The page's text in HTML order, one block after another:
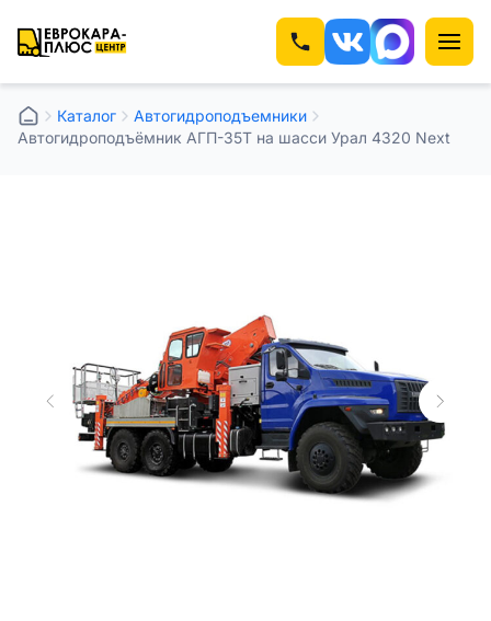
Каталог
Автогидроподъемники
Автогидроподъёмник АГП-35Т на шасси Урал 4320 Next